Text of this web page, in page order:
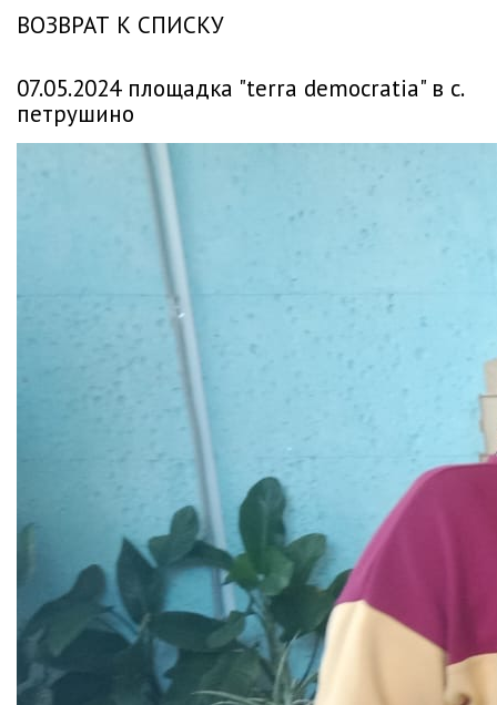
ВОЗВРАТ К СПИСКУ
07.05.2024 площадка "terra democratia" в с.
петрушино